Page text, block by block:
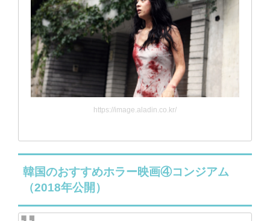
https://image.aladin.co.kr/
韓国のおすすめホラー映画④コンジアム
（2018年公開）